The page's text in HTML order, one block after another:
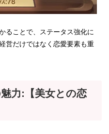
ることで、ステータス強化に
営だけではなく恋愛要素も重
力:【美女との恋